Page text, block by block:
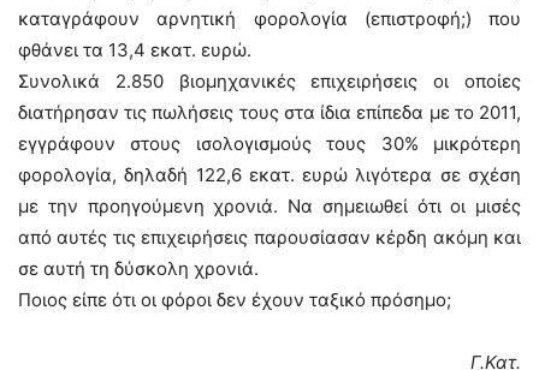
καταγράφουν αρνητική φορολογία (επιστροφή;) που
φθάνει τα 13,4 εκατ. ευρώ.
Συνολικά 2.850 βιομηχανικές επιχειρήσεις οι οποίες
διατήρησαν τις πωλήσεις τους στα ίδια επίπεδα με το 2011,
εγγράφουν στους ισολογισμούς τους 30% μικρότερη
φορολογία, δηλαδή 122,6 εκατ. ευρώ λιγότερα σε σχέση
με την προηγούμενη χρονιά. Να σημειωθεί ότι οι μισές
από αυτές τις επιχειρήσεις παρουσίασαν κέρδη ακόμη και
σε αυτή τη δύσκολη χρονιά.
Ποιος είπε ότι οι φόροι δεν έχουν ταξικό πρόσημο;
Γ.Κατ.